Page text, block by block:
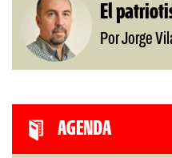
El
Por Jorge
AGENDA